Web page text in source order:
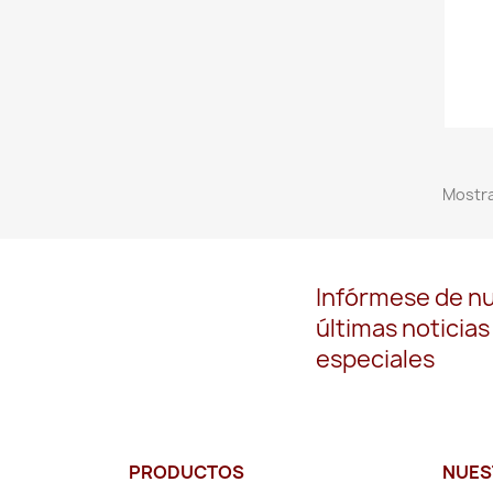
Infórmese de
últimas
especiales
PRODUCTOS